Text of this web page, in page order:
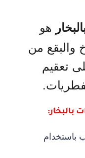
هو
والبقع من
تعقيم
بالبخار:
باستخدام